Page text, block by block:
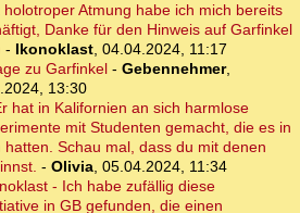
holotroper Atmung habe ich mich bereits
Danke für den Hinweis auf Garfinkel
- Ikonoklast, 04.04.2024, 11:17
zu Garfinkel- Gebennehmer,
13:30
hat in Kalifornien an sich harmlose
mit Studenten gemacht, die es in
hatten. Schau mal, dass du mit denen
- Olivia, 05.04.2024, 11:34
- Ich habe zufällig diese
in GB gefunden, die einen